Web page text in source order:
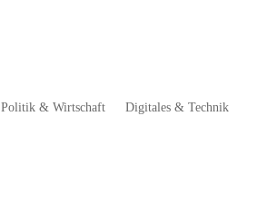
Politik & Wirtschaft Digitales & Technik